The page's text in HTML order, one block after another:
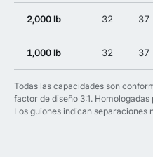
2,000 lb 32 37
1,000 lb 32 37
Todas las capacidades son
factor de diseño 3:1.
Los guiones indican separaciones